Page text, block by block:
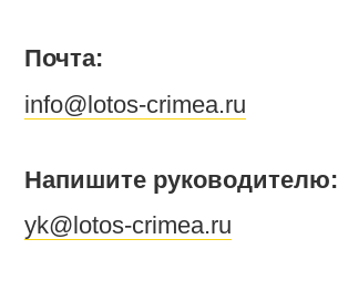
Почта:
info@lotos-crimea.ru
Напишите руководителю:
yk@lotos-crimea.ru